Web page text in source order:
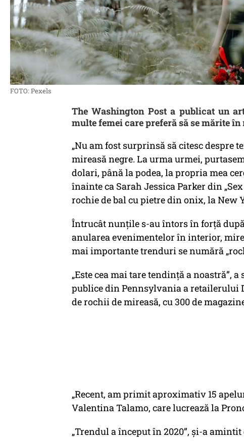
FOTO: Pexels
The Washington Post a publicat un
multe femei care preferă să se mărite
„Nu am fost surprinsă să citesc despre
mireasă negre. La urma urmei,
dolari, până la podea, la propria mea
înainte ca Sarah Jessica Parker din
rochie de bal cu pietre din onix, la New
Întrucât nunțile s-au întors în forță
anularea evenimentelor în interior,
mai importante trenduri se numără
„Este cea mai tare tendință a noastră”,
publice din Pennsylvania a retailerului
de rochii de mireasă, cu 300 de
„Recent, am primit aproximativ 15
Valentina Talamo, care lucrează la
„Trendul a început în 2020”, și-a amintit